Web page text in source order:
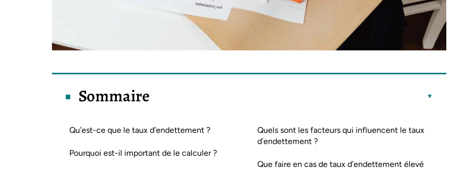
Sommaire
Qu’est-ce que le taux d’endettement ?
Pourquoi est-il important de le calculer ?
Quels sont les facteurs qui influencent le taux
d’endettement ?
Que faire en cas de taux d’endettement élevé